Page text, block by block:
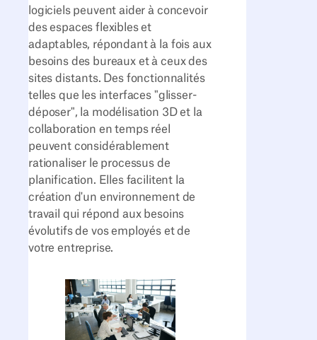
logiciels peuvent aider à concevoir
des espaces flexibles et
adaptables, répondant à la fois aux
besoins des bureaux et à ceux des
sites distants. Des fonctionnalités
telles que les interfaces "glisser-
déposer", la modélisation 3D et la
collaboration en temps réel
peuvent considérablement
rationaliser le processus de
planification. Elles facilitent la
création d'un environnement de
travail qui répond aux besoins
évolutifs de vos employés et de
votre entreprise.